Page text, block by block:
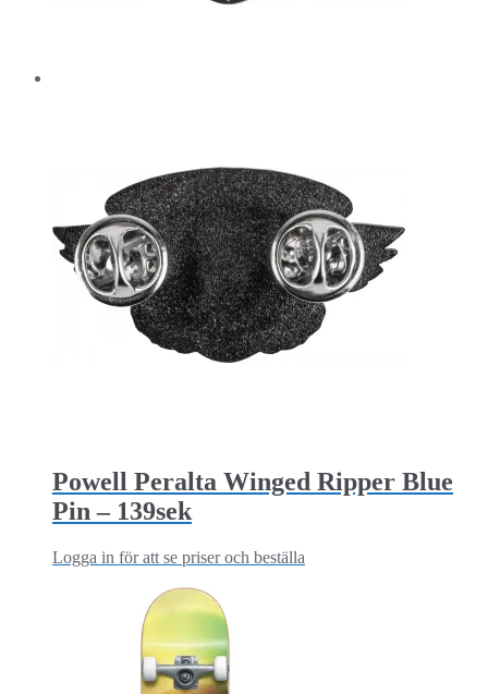
Powell Peralta Winged Ripper Blue
Pin – 139sek
Logga in för att se priser och beställa